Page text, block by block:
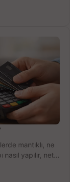
mantıklı, ne
yapılır, net